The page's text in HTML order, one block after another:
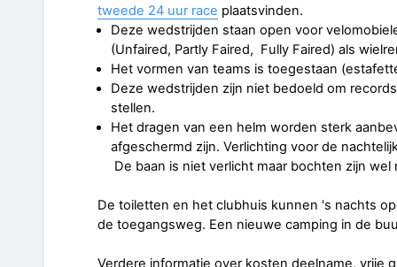
tweede 24 uur race plaatsvinden.
Deze wedstrijden staan open voor
(Unfaired, Partly Faired, Fully Faired) als
Het vormen van teams is toegestaan
Deze wedstrijden zijn niet bedoeld om
stellen.
Het dragen van een helm worden sterk
afgeschermd zijn. Verlichting voor de
De baan is niet verlicht maar bochten zijn
De toiletten en het clubhuis kunnen 's nachts
de toegangsweg. Een nieuwe camping in de
Verdere informatie over kosten deelname, vrije